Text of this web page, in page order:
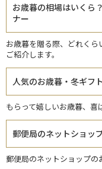
お歳暮の相場はいくら
ナー
お歳暮を贈る際、どれく
ご紹介します。
人気のお歳暮・冬ギフ
もらって嬉しいお歳暮、喜
郵便局のネットショッ
郵便局のネットショップの